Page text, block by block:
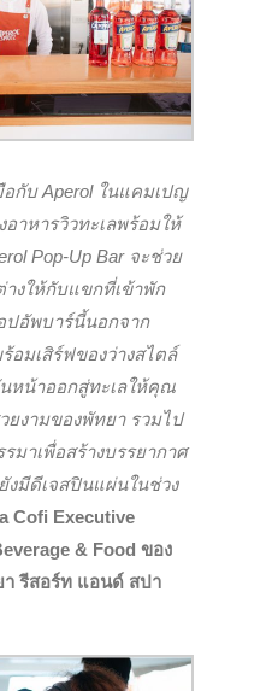
อกับ Aperol ในแคมเปญ
อาหารวิวทะเลพร้อมให้
Pop-Up Bar จะช่วย
งให้กับแขกที่เข้าพัก
ปอัพบาร์นี้นอกจาก
อมเสิร์ฟของว่างสไตล์
หน้าออกสู่ทะเลให้คุณ
งามของพัทยา รวมไป
มาเพื่อสร้างบรรยากาศ
งมีดีเจสปินแผ่นในช่วง
Cofi Executive
& Food ของ
า รีสอร์ท แอนด์ สปา